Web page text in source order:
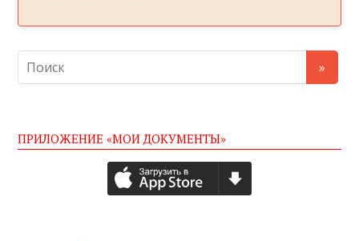
ПРИЛОЖЕНИЕ «МОИ ДОКУМЕНТЫ»